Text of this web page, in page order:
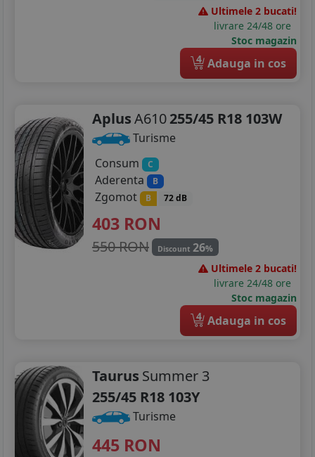
Ultimele 2 bucati!
livrare 24/48 ore
Stoc magazin
4 Adauga in cos
AplusA610255/45 R18 103W
Turisme
Consum
C
Aderenta B
Zgomot B 72 dB
403 RON
550 RON Discount 26%
Ultimele 2 bucati!
livrare 24/48 ore
Stoc magazin
4 Adauga in cos
Taurus Summer 3
255/45 R18 103Y
Turisme
445 RON